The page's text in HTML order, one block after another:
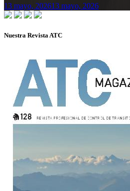
13 mayo, 202613 mayo, 2026
Nuestra Revista ATC